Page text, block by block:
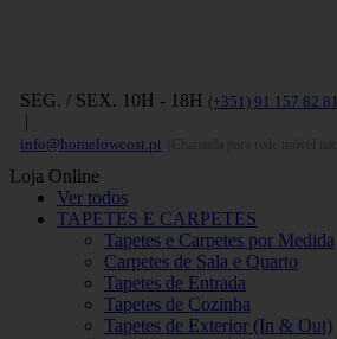
SEG. / SEX. 10H - 18H (+351) 91 157 82 81
|
info@homelowcost.pt
Loja Online
Ver todos
TAPETES E CARPETES
Tapetes e Carpetes por Medida
Carpetes de Sala e Quarto
Tapetes de Entrada
Tapetes de Cozinha
Tapetes de Exterior (In & Out)